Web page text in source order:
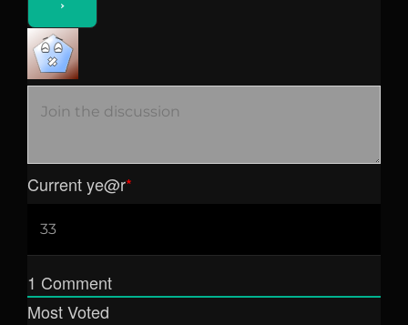
Current ye@r*
1 Comment
Most Voted